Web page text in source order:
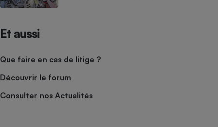
Et aussi
Que faire en cas de litige ?
Découvrir le forum
Consulter nos Actualités